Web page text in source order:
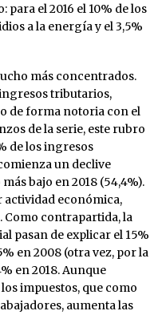
el 2016 el 10% de los
a la energía y el 3,5%
más concentrados.
tributarios,
de forma notoria con el
de la serie, este rubro
de los ingresos
un declive
bajo en 2018 (54,4%).
actividad económica,
Como contrapartida, la
pasan de explicar el 15%
en 2008 (otra vez, por la
en 2018. Aunque
impuestos, que como
aumenta las